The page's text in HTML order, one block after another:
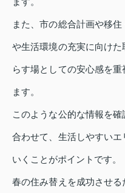
また、市の総合計画や移
や生活環境の充実に向け
らす場としての安心感を
ます。
このような公的な情報を
合わせて、生活しやすい
いくことがポイントです。
春の住み替えを成功させ